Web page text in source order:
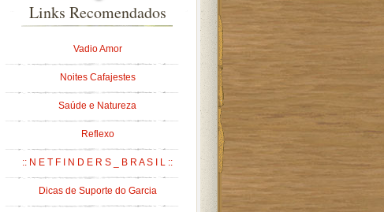
Links Recomendados
Vadio Amor
Noites Cafajestes
Saúde e Natureza
Reflexo
:: N E T F I N D E R S _ B R A S I L ::
Dicas de Suporte do Garcia